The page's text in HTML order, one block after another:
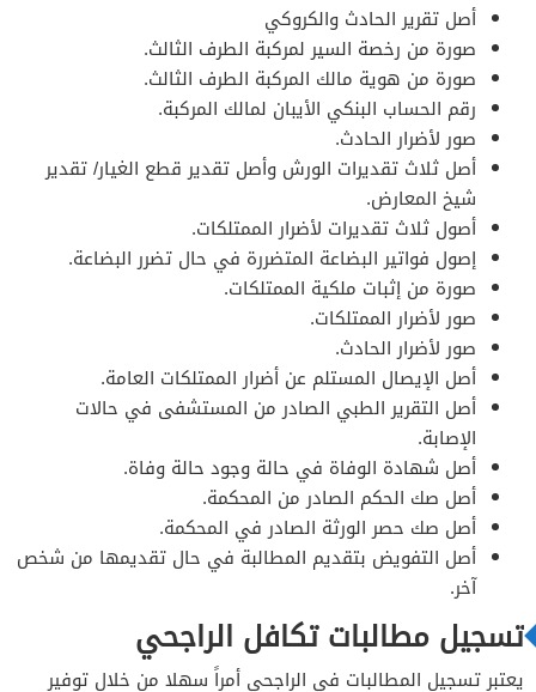
أصل تقرير الحادث والكروكي
صورة من رخصة السير لمركبة الطرف الثالث.
صورة من هوية مالك المركبة الطرف الثالث.
رقم الحساب البنكي الأيبان لمالك المركبة.
صور لأضرار الحادث.
أصل ثلاث تقديرات الورش وأصل تقدير قطع الغيار/ تقدير
شيخ المعارض.
أصول ثلاث تقديرات لأضرار الممتلكات.
إصول فواتير البضاعة المتضررة في حال تضرر البضاعة.
صورة من إثبات ملكية الممتلكات.
صور لأضرار الممتلكات.
صور لأضرار الحادث.
أصل الإيصال المستلم عن أضرار الممتلكات العامة.
أصل التقرير الطبي الصادر من المستشفى في حالات
الإصابة.
أصل شهادة الوفاة في حالة وجود حالة وفاة.
أصل صك الحكم الصادر من المحكمة.
أصل صك حصر الورثة الصادر في المحكمة.
أصل التفويض بتقديم المطالبة في حال تقديمها من شخص
آخر.
تسجيل مطالبات تكافل الراجحي
يعتبر تسجيل المطالبات في الراجحي أمراً سهلا من خلال توفير